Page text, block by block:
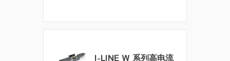
I-LINE W 系列高电流